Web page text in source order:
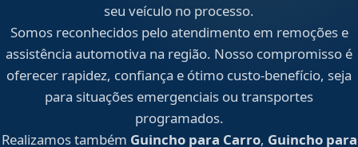
seu veículo no processo.
Somos reconhecidos pelo atendimento em remoções e
assistência automotiva na região. Nosso compromisso é
oferecer rapidez, confiança e ótimo custo-benefício, seja
para situações emergenciais ou transportes
programados.
Realizamos também Guincho para Carro, Guincho para